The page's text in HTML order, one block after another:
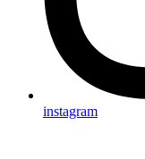
instagram